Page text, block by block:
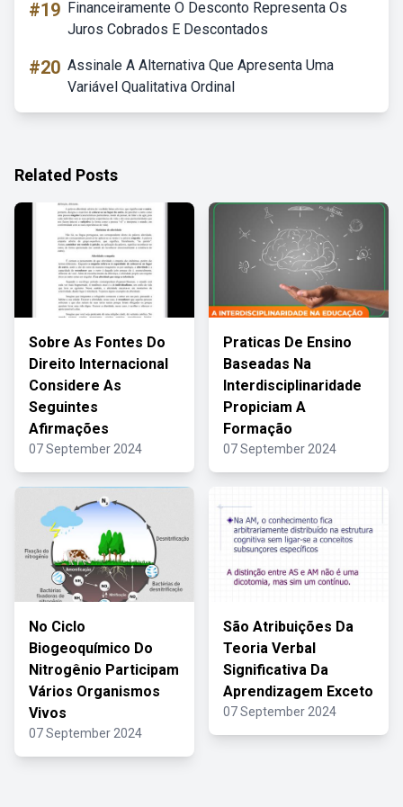
#19 Financeiramente O Desconto Representa Os
Juros Cobrados E Descontados
#20 Assinale A Alternativa Que Apresenta Uma
Variável Qualitativa Ordinal
Related Posts
Sobre As Fontes Do
Direito Internacional
Considere As
Seguintes
Afirmações
07 September 2024
Praticas De Ensino
Baseadas Na
Interdisciplinaridade
Propiciam A
Formação
07 September 2024
No Ciclo
Biogeoquímico Do
Nitrogênio Participam
Vários Organismos
Vivos
07 September 2024
São Atribuições Da
Teoria Verbal
Significativa Da
Aprendizagem Exceto
07 September 2024